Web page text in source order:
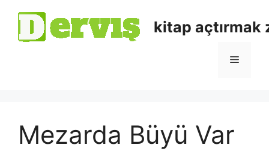
kitap açtırmak
Mezarda Büyü Var